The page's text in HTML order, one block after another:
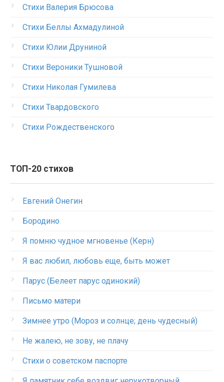
Стихи Валерия Брюсова
Стихи Беллы Ахмадулиной
Стихи Юлии Друниной
Стихи Вероники Тушновой
Стихи Николая Гумилева
Стихи Твардовского
Стихи Рождественского
ТОП-20 стихов
Евгений Онегин
Бородино
Я помню чудное мгновенье (Керн)
Я вас любил, любовь еще, быть может
Парус (Белеет парус одинокий)
Письмо матери
Зимнее утро (Мороз и солнце; день чудесный)
Не жалею, не зову, не плачу
Стихи о советском паспорте